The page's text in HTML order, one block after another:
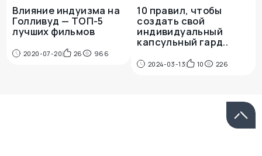
Влияние индуизма на
Голливуд — ТОП-5
лучших фильмов
2020-07-20 26 966
10 правил, чтобы
создать свой
индивидуальный
капсульный гард..
2024-03-13 10 226